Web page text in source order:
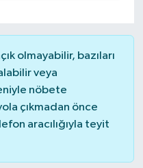
olmayabilir, bazıları
veya
nöbete
çıkmadan önce
aracılığıyla teyit